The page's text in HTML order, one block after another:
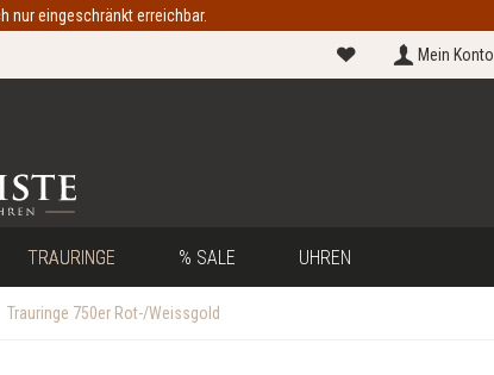
nur eingeschränkt erreichbar.
Mein Konto
TRAURINGE % SALE UHREN
Trauringe 750er Rot-/Weissgold